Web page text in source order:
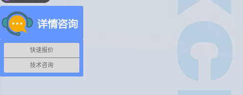
快速报价
技术咨询